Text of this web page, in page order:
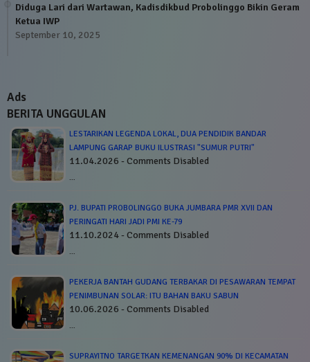
Diduga Lari dari Wartawan, Kadisdikbud Probolinggo Bikin Geram
Ketua IWP
September 10, 2025
Ads
BERITA UNGGULAN
LESTARIKAN LEGENDA LOKAL, DUA PENDIDIK BANDAR
LAMPUNG GARAP BUKU ILUSTRASI "SUMUR PUTRI"
11.04.2026 - Comments Disabled
…
PJ. BUPATI PROBOLINGGO BUKA JUMBARA PMR XVII DAN
PERINGATI HARI JADI PMI KE-79
11.10.2024 - Comments Disabled
…
PEKERJA BANTAH GUDANG TERBAKAR DI PESAWARAN TEMPAT
PENIMBUNAN SOLAR: ITU BAHAN BAKU SABUN
10.06.2026 - Comments Disabled
…
SUPRAYITNO TARGETKAN KEMENANGAN 90% DI KECAMATAN